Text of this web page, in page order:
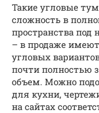
Такие угловые
сложность в
пространства под
– в продаже
угловых
почти полностью
объем. Можно
для кухни,
на сайтах